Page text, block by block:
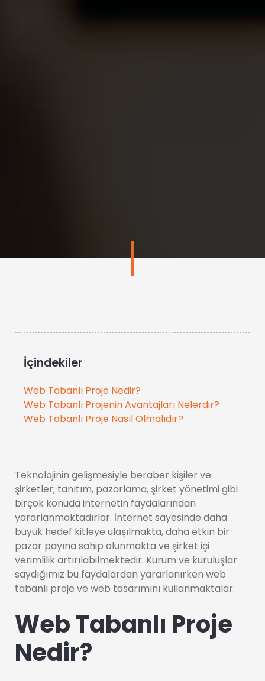
İçindekiler
Web Tabanlı Proje Nedir?
Web Tabanlı Projenin Avantajları Nelerdir?
Web Tabanlı Proje Nasıl Olmalıdır?
Teknolojinin gelişmesiyle beraber kişiler ve
şirketler; tanıtım, pazarlama, şirket yönetimi gibi
birçok konuda internetin faydalarından
yararlanmaktadırlar. İnternet sayesinde daha
büyük hedef kitleye ulaşılmakta, daha etkin bir
pazar payına sahip olunmakta ve şirket içi
verimlilik artırılabilmektedir. Kurum ve kuruluşlar
saydığımız bu faydalardan yararlanırken web
tabanlı proje ve web tasarımını kullanmaktalar.
Web Tabanlı Proje
Nedir?